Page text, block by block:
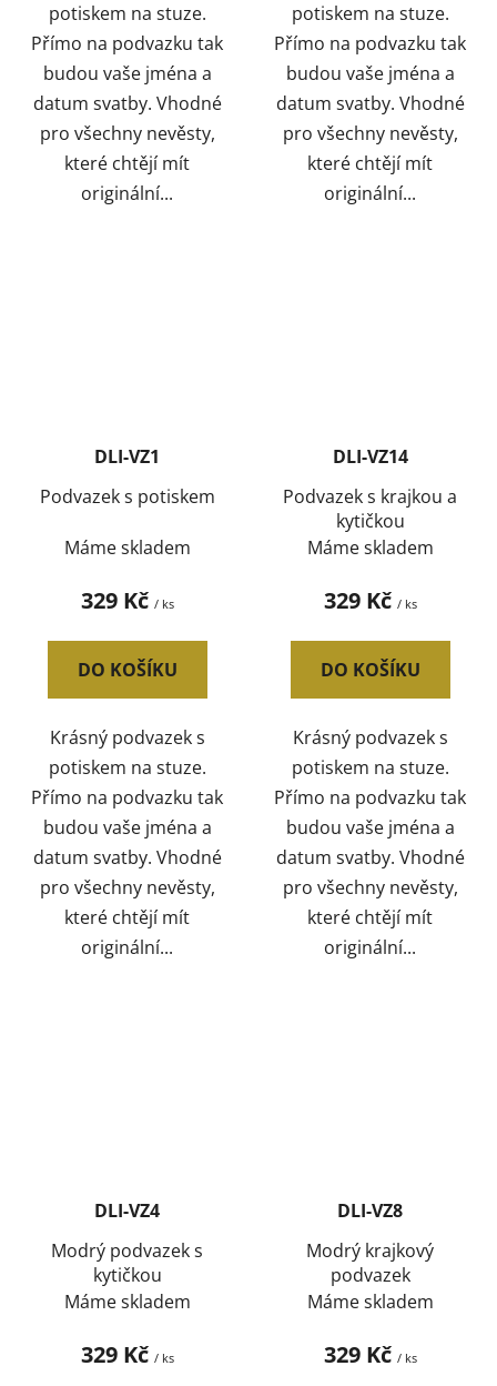
potiskem na stuze.
Přímo na podvazku tak
budou vaše jména a
datum svatby. Vhodné
pro všechny nevěsty,
které chtějí mít
originální...
potiskem na stuze.
Přímo na podvazku tak
budou vaše jména a
datum svatby. Vhodné
pro všechny nevěsty,
které chtějí mít
originální...
DLI-VZ1
Podvazek s potiskem
Máme skladem
329 Kč / ks
DO KOŠÍKU
Krásný podvazek s
potiskem na stuze.
Přímo na podvazku tak
budou vaše jména a
datum svatby. Vhodné
pro všechny nevěsty,
které chtějí mít
originální...
DLI-VZ14
Podvazek s krajkou a
kytičkou
Máme skladem
329 Kč / ks
DO KOŠÍKU
Krásný podvazek s
potiskem na stuze.
Přímo na podvazku tak
budou vaše jména a
datum svatby. Vhodné
pro všechny nevěsty,
které chtějí mít
originální...
DLI-VZ4
Modrý podvazek s
kytičkou
Máme skladem
329 Kč / ks
DLI-VZ8
Modrý krajkový
podvazek
Máme skladem
329 Kč / ks